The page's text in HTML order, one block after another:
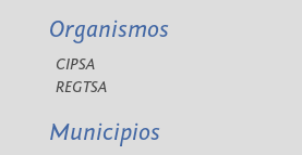
Organismos
CIPSA
REGTSA
Municipios